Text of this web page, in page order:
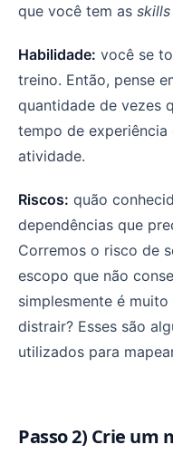
que você tem as skills
Habilidade: você se
treino. Então, pense
quantidade de vezes
tempo de
atividade.
Riscos: quão
dependências que
Corremos o risco de
escopo que não
simplesmente é
distrair? Esses são
utilizados para
Passo 2) Crie um